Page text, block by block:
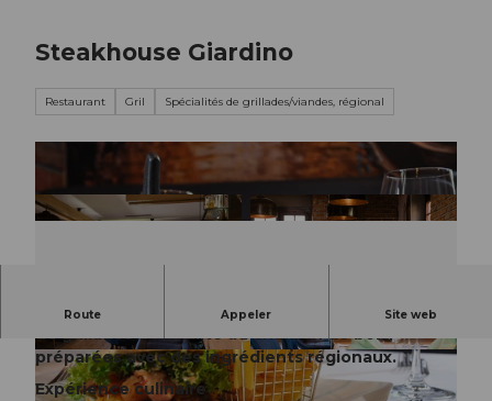
Steakhouse Giardino
Restaurant Gril Spécialités de grillades/viandes, régional
©CC-BY ©CC-BY
Route Appeler Site web
Au Steakhouse Sursee, savourez des spécialités
de grillades de qualité au charbon de bois,
préparées avec des ingrédients régionaux.
Expérience culinaire